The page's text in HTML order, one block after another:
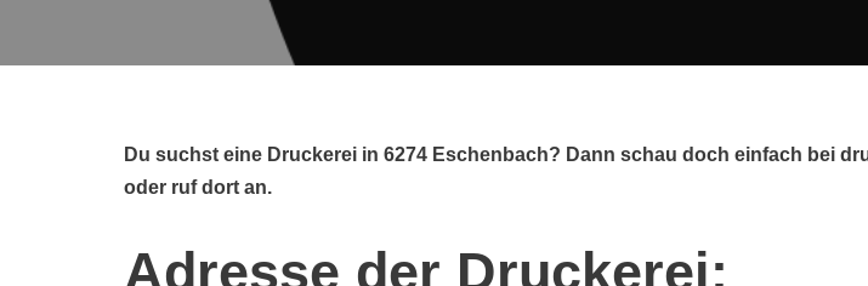
Du suchst eine Druckerei in 6274 Eschenbach? Dann schau doch einfach bei
oder ruf dort an.
Adresse der Druckerei: